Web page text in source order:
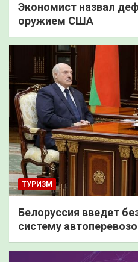
Экономист назвал
оружием США
ТУРИЗМ
Белоруссия введет
систему